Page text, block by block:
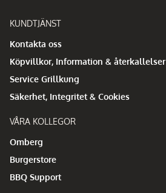
KUNDTJÄNST
Kontakta oss
Köpvillkor, Information & återkallelser
Service Grillkung
Säkerhet, Integritet & Cookies
VÅRA KOLLEGOR
Omberg
Burgerstore
BBQ Support